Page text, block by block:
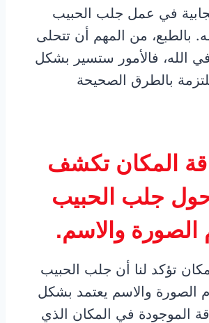
في عمل جلب الحبيب
بالطبع، من المهم أن تتحلى
في الله، فالأمور ستسير بشكل
بالطرق الصحيحة
المكان تكشف
حول جلب الحبيب
الصورة والاسم.
تؤكد لنا أن جلب الحبيب
الصورة والاسم يعتمد بشكل
الموجودة في المكان الذي